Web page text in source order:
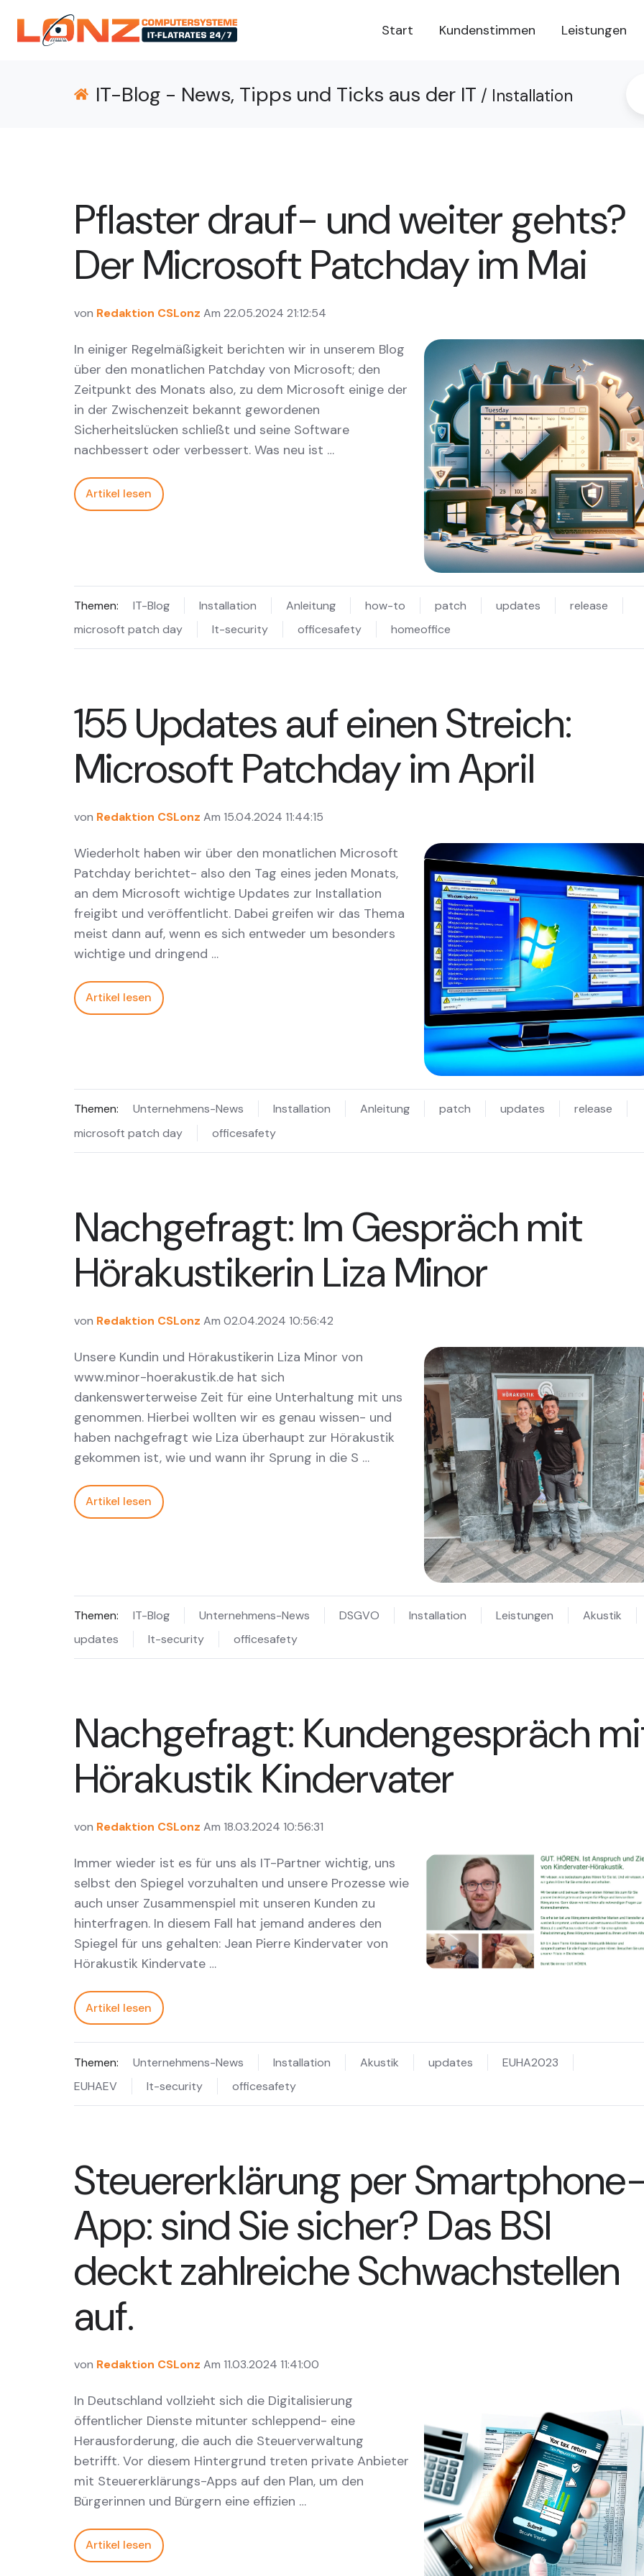
Start Kundenstimmen Leistungen
IT-Blog - News, Tipps und Ticks aus der IT / Installation
Pflaster drauf- und weiter gehts?
Der Microsoft Patchday im Mai
von Redaktion CSLonz Am 22.05.2024 21:12:54
In einiger Regelmäßigkeit berichten wir in unserem Blog
über den monatlichen Patchday von Microsoft; den
Zeitpunkt des Monats also, zu dem Microsoft einige der
in der Zwischenzeit bekannt gewordenen
Sicherheitslücken schließt und seine Software
nachbessert oder verbessert. Was neu ist …
Artikel lesen
Themen: IT-Blog Installation Anleitung how-to patch updates
release
microsoft patch day
It-security officesafety homeoffice
155 Updates auf einen Streich:
Microsoft Patchday im April
von Redaktion CSLonz Am 15.04.2024 11:44:15
Wiederholt haben wir über den monatlichen Microsoft
Patchday berichtet- also den Tag eines jeden Monats,
an dem Microsoft wichtige Updates zur Installation
freigibt und veröffentlicht. Dabei greifen wir das Thema
meist dann auf, wenn es sich entweder um besonders
wichtige und dringend …
Artikel lesen
Themen: Unternehmens-News Installation Anleitung patch updates
release
microsoft patch day
officesafety
Nachgefragt: Im Gespräch mit
Hörakustikerin Liza Minor
von Redaktion CSLonz Am 02.04.2024 10:56:42
Unsere Kundin und Hörakustikerin Liza Minor von
www.minor-hoerakustik.de hat sich
dankenswerterweise Zeit für eine Unterhaltung mit uns
genommen. Hierbei wollten wir es genau wissen- und
haben nachgefragt wie Liza überhaupt zur Hörakustik
gekommen ist, wie und wann ihr Sprung in die S …
Artikel lesen
Themen: IT-Blog Unternehmens-News DSGVO Installation Leistungen
Akustik
updates
It-security officesafety
Nachgefragt: Kundengespräch
Hörakustik Kindervater
von Redaktion CSLonz Am 18.03.2024 10:56:31
Immer wieder ist es für uns als IT-Partner wichtig, uns
selbst den Spiegel vorzuhalten und unsere Prozesse wie
auch unser Zusammenspiel mit unseren Kunden zu
hinterfragen. In diesem Fall hat jemand anderes den
Spiegel für uns gehalten: Jean Pierre Kindervater von
Hörakustik Kindervate …
Artikel lesen
Themen: Unternehmens-News Installation Akustik updates
EUHA2023
EUHAEV
It-security officesafety
Steuererklärung per
App: sind Sie sicher? Das BSI
deckt zahlreiche Schwachstellen
auf.
von Redaktion CSLonz Am 11.03.2024 11:41:00
In Deutschland vollzieht sich die Digitalisierung
öffentlicher Dienste mitunter schleppend- eine
Herausforderung, die auch die Steuerverwaltung
betrifft. Vor diesem Hintergrund treten private Anbieter
mit Steuererklärungs-Apps auf den Plan, um den
Bürgerinnen und Bürgern eine effizien …
Artikel lesen